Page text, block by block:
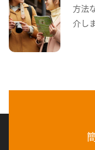
方法
介し